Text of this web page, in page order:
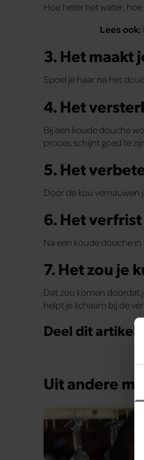
Hoe heter het water,
Lees ook:
3. Het maakt
Spoel je haar na het
4. Het
Bij een koude douche
proces schijnt goed te
5. Het
Door de kou vernauwen
6. Het
Na een koude douche
7. Het zou je
Dat zou komen doordat
helpt je lichaam bij de
Deel dit artikel
Uit andere